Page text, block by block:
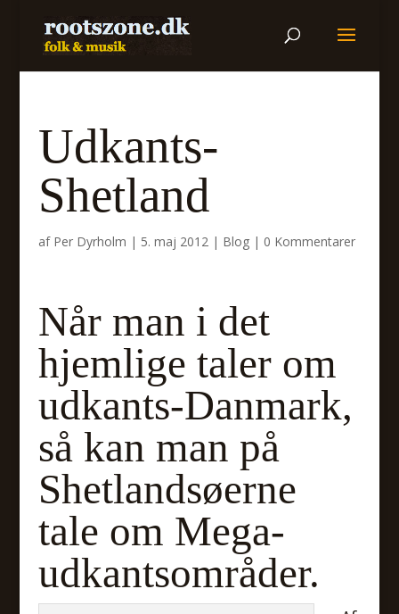
Udkants-
Shetland
af Per Dyrholm | 5. maj 2012| Blog| 0 Kommentarer
Når man i det
hjemlige taler om
udkants-Danmark,
så kan man på
Shetlandsøerne
tale om Mega-
udkantsområder.